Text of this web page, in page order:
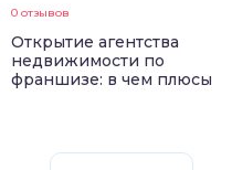
0 отзывов
Открытие агентства
недвижимости по
франшизе: в чем плюсы